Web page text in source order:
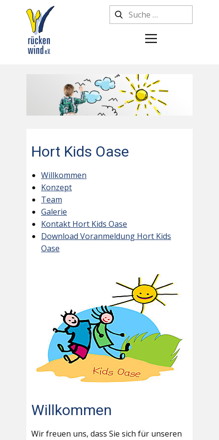
Hort Kids Oase
Willkommen
Konzept
Team
Galerie
Kontakt Hort Kids Oase
Download Voranmeldung Hort Kids
Oase
Willkommen
Wir freuen uns, dass Sie sich für unseren